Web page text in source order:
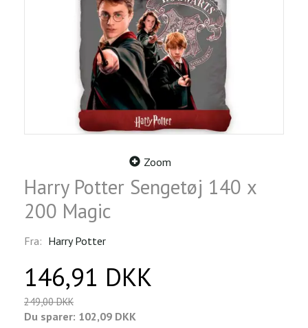
Zoom
Harry Potter Sengetøj 140 x
200 Magic
Fra: Harry Potter
146,91 DKK
249,00 DKK
Du sparer: 102,09 DKK